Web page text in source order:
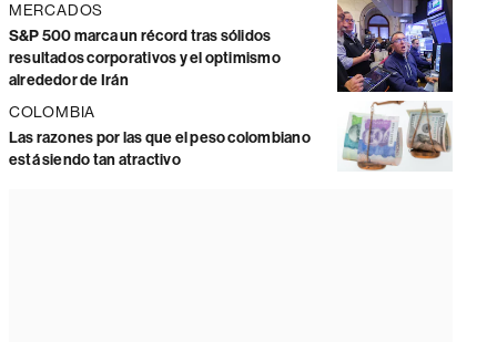
MERCADOS
S&P 500 marca un récord tras sólidos
resultados corporativos y el optimismo
alrededor de Irán
COLOMBIA
Las razones por las que el peso colombiano
está siendo tan atractivo